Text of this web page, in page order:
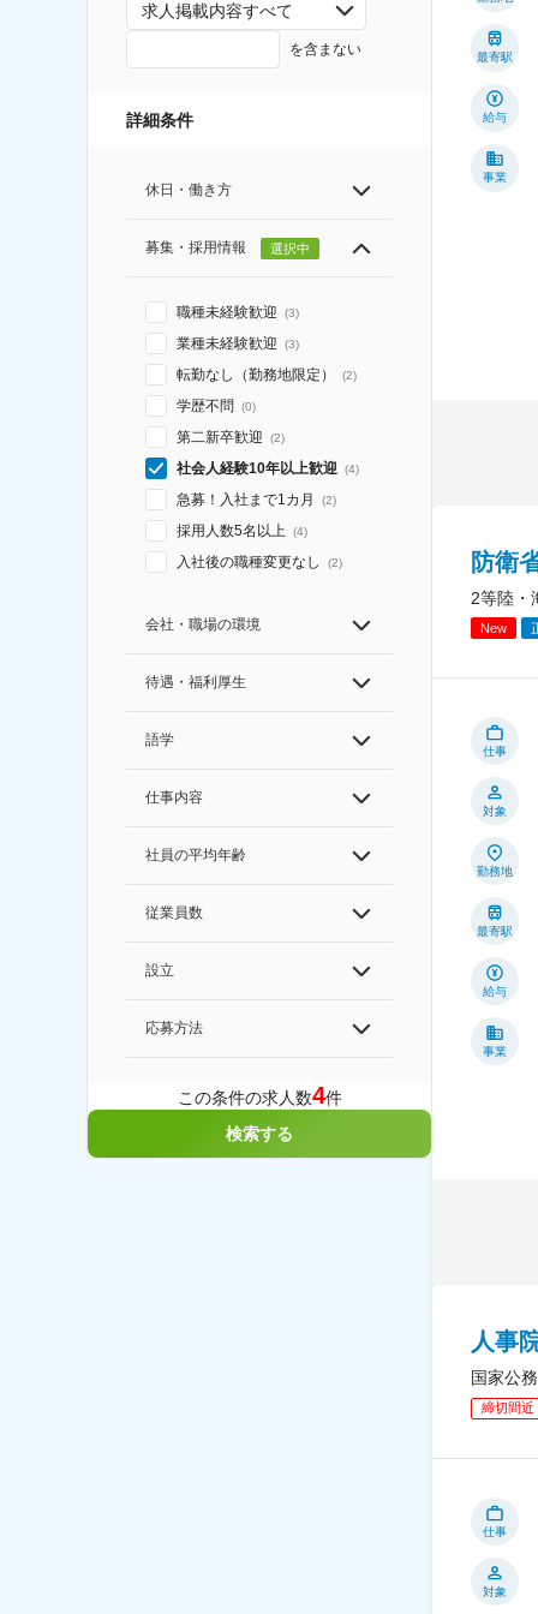
求人掲載内容すべて
を含まない
詳細条件
休日・働き方
募集・採用情報 選択中
職種未経験歓迎 (3)
業種未経験歓迎 (3)
転勤なし（勤務地限定） (2)
学歴不問 (0)
第二新卒歓迎 (2)
社会人経験10年以上歓迎 (4)
急募！入社まで1カ月 (2)
採用人数5名以上 (4)
入社後の職種変更なし (2)
会社・職場の環境
待遇・福利厚生
語学
仕事内容
社員の平均年齢
従業員数
設立
応募方法
この条件の求人数4件
検索する
最寄駅
給与
事業
防衛
2等陸・
New
仕事
対象
勤務地
最寄駅
給与
事業
人事
国家公
締切間近
仕事
対象